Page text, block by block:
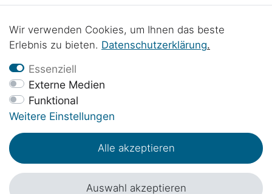
Barrierefreiheitserklärung Widerrufs­recht
Vertrag widerrufen
*Preisangaben inkl. 19% MwSt. in EUR zzgl.Versandkosten.
Wir verwenden Cookies, um Ihnen das beste
Erlebnis zu bieten. Daten­schutz­erklärung.
Essenziell
Externe Medien
Funktional
Weitere Einstellungen
Alle akzeptieren
Auswahl akzeptieren